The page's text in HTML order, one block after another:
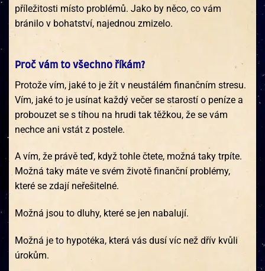
příležitosti místo problémů. Jako by něco, co vám
bránilo v bohatství, najednou zmizelo.
Proč vám to všechno říkám?
Protože vím, jaké to je žít v neustálém finančním stresu.
Vím, jaké to je usínat každý večer se starostí o peníze a
probouzet se s tíhou na hrudi tak těžkou, že se vám
nechce ani vstát z postele.
A vím, že právě teď, když tohle čtete, možná taky trpíte.
Možná taky máte ve svém životě finanční problémy,
které se zdají neřešitelné.
Možná jsou to dluhy, které se jen nabalují.
Možná je to hypotéka, která vás dusí víc než dřív kvůli
úrokům.